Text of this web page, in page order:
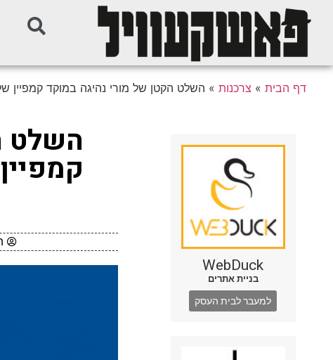
דף הבית » צרכנות » השלט הקטן של מורי נהיגה במוקד קמפיין
WebDuck
בניית אתרים
למעבר לבית העסק
השלט